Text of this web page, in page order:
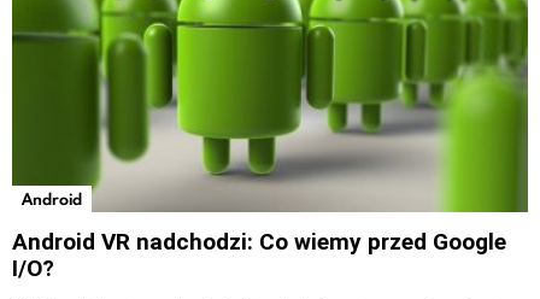
Android
Android VR nadchodzi: Co wiemy przed Google
I/O?